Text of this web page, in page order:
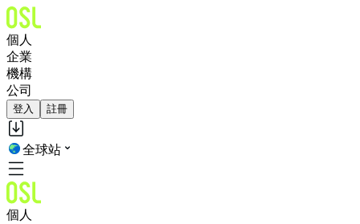
個人
企業
機構
公司
登入 註冊
全球站
個人